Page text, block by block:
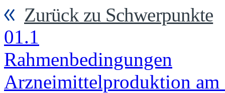
Zurück zu Schwerpunkte
01.1
Rah­men­be­din­gun­gen
Arz­nei­mit­tel­pro­duk­ti­on am